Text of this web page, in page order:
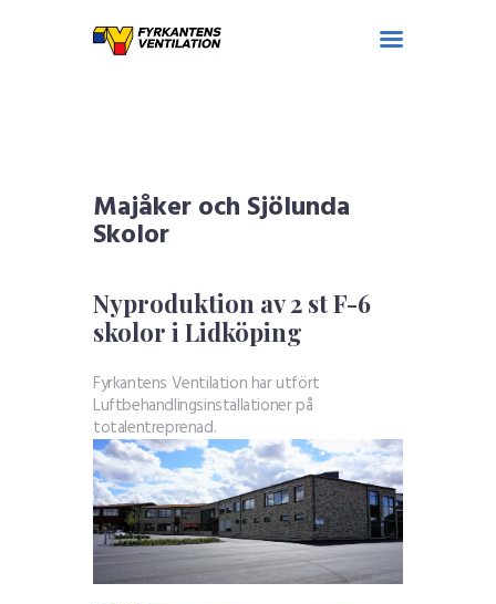
Personal
Om företaget
Majåker och Sjölunda
Skolor
Nyproduktion av 2 st F-6
skolor i Lidköping
Fyrkantens Ventilation har utfört
Luftbehandlingsinstallationer på
totalentreprenad.